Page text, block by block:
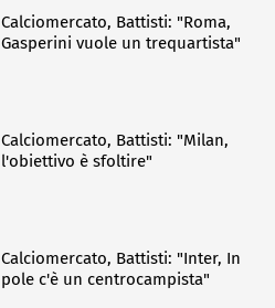
Calciomercato, Battisti: "Roma,
Gasperini vuole un trequartista"
Calciomercato, Battisti: "Milan,
l'obiettivo è sfoltire"
Calciomercato, Battisti: "Inter, In
pole c'è un centrocampista"